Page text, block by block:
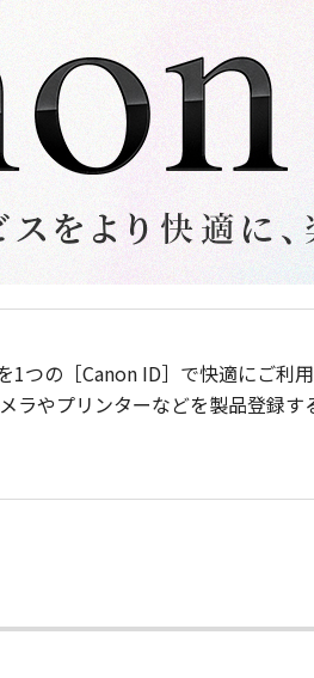
つの［Canon ID］で快適にご利
ラやプリンターなどを製品登録